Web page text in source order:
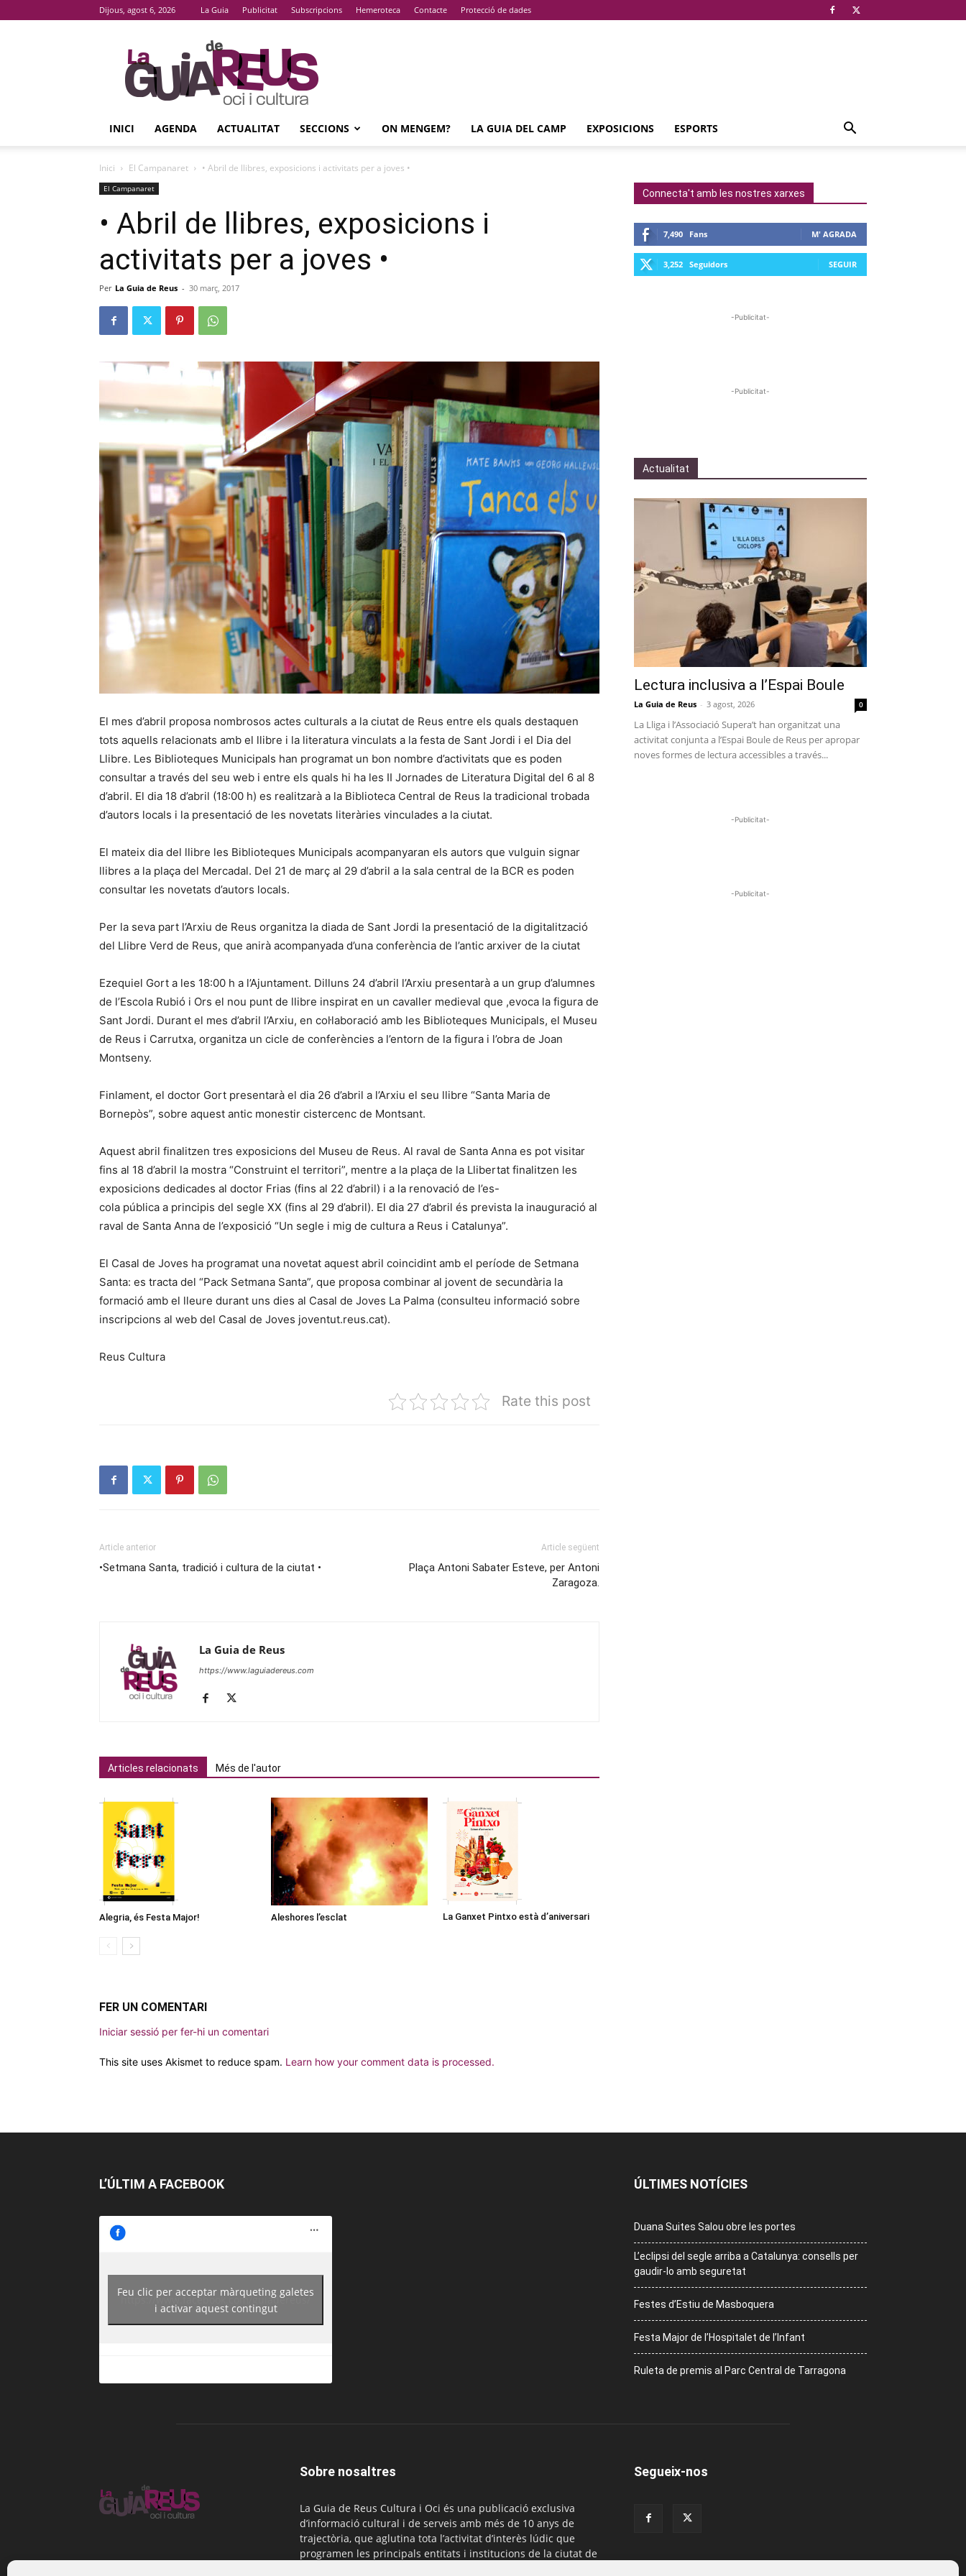
Dijous, agost 6, 2026 La Guia Publicitat Subscripcions Hemeroteca Contacte Protecció de dades
La
Guia
De
Reus
INICI AGENDA ACTUALITAT SECCIONS ON MENGEM? LA GUIA DEL CAMP EXPOSICIONS ESPORTS
Inici El Campanaret • Abril de llibres, exposicions i activitats per a joves •
El Campanaret
• Abril de llibres, exposicions i
activitats per a joves •
Per La Guia de Reus - 30 març, 2017
El mes d’abril proposa nombrosos actes culturals a la ciutat de Reus entre els quals destaquen
tots aquells relacionats amb el llibre i la literatura vinculats a la festa de Sant Jordi i el Dia del
Llibre. Les Biblioteques Municipals han programat un bon nombre d’activitats que es poden
consultar a través del seu web i entre els quals hi ha les II Jornades de Literatura Digital del 6 al 8
d’abril. El dia 18 d’abril (18:00 h) es realitzarà a la Biblioteca Central de Reus la tradicional trobada
d’autors locals i la presentació de les novetats literàries vinculades a la ciutat.
El mateix dia del llibre les Biblioteques Municipals acompanyaran els autors que vulguin signar
llibres a la plaça del Mercadal. Del 21 de març al 29 d’abril a la sala central de la BCR es poden
consultar les novetats d’autors locals.
Per la seva part l’Arxiu de Reus organitza la diada de Sant Jordi la presentació de la digitalització
del Llibre Verd de Reus, que anirà acompanyada d’una conferència de l’antic arxiver de la ciutat
Ezequiel Gort a les 18:00 h a l’Ajuntament. Dilluns 24 d’abril l’Arxiu presentarà a un grup d’alumnes
de l’Escola Rubió i Ors el nou punt de llibre inspirat en un cavaller medieval que ,evoca la figura de
Sant Jordi. Durant el mes d’abril l’Arxiu, en col·laboració amb les Biblioteques Municipals, el Museu
de Reus i Carrutxa, organitza un cicle de conferències a l’entorn de la figura i l’obra de Joan
Montseny.
Finlament, el doctor Gort presentarà el dia 26 d’abril a l’Arxiu el seu llibre “Santa Maria de
Bornepòs”, sobre aquest antic monestir cistercenc de Montsant.
Aquest abril finalitzen tres exposicions del Museu de Reus. Al raval de Santa Anna es pot visitar
fins al 18 d’abril la mostra “Construint el territori”, mentre a la plaça de la Llibertat finalitzen les
exposicions dedicades al doctor Frias (fins al 22 d’abril) i a la renovació de l’es-
cola pública a principis del segle XX (fins al 29 d’abril). El dia 27 d’abril és prevista la inauguració al
raval de Santa Anna de l’exposició “Un segle i mig de cultura a Reus i Catalunya”.
El Casal de Joves ha programat una novetat aquest abril coincidint amb el període de Setmana
Santa: es tracta del “Pack Setmana Santa”, que proposa combinar al jovent de secundària la
formació amb el lleure durant uns dies al Casal de Joves La Palma (consulteu informació sobre
inscripcions al web del Casal de Joves joventut.reus.cat).
Reus Cultura
Rate this post
Article anterior
•Setmana Santa, tradició i cultura de la ciutat •
Article següent
Plaça Antoni Sabater Esteve, per Antoni
Zaragoza.
La Guia de Reus
https://www.laguiadereus.com
Articles relacionats Més de l'autor
Alegria, és Festa Major! Aleshores l’esclat La Ganxet Pintxo està d’aniversari
FER UN COMENTARI
Iniciar sessió per fer-hi un comentari
This site uses Akismet to reduce spam. Learn how your comment data is processed.
Connecta't amb les nostres xarxes
7,490 Fans M' AGRADA
3,252 Seguidors SEGUIR
-Publicitat-
-Publicitat-
Actualitat
Lectura inclusiva a l’Espai Boule
La Guia de Reus - 3 agost, 2026 0
La Lliga i l’Associació Supera’t han organitzat una
activitat conjunta a l’Espai Boule de Reus per apropar
noves formes de lectura accessibles a través...
-Publicitat-
-Publicitat-
L’ÚLTIM A FACEBOOK
https://www.facebook.com/guiadereus/
Feu clic per acceptar màrqueting galetes
i activar aquest contingut
ÚLTIMES NOTÍCIES
Duana Suites Salou obre les portes
L’eclipsi del segle arriba a Catalunya: consells per
gaudir-lo amb seguretat
Festes d’Estiu de Masboquera
Festa Major de l’Hospitalet de l’Infant
Ruleta de premis al Parc Central de Tarragona
Sobre nosaltres
La Guia de Reus Cultura i Oci és una publicació exclusiva
d’informació cultural i de serveis amb més de 10 anys de
trajectòria, que aglutina tota l’activitat d’interès lúdic que
programen les principals entitats i institucions de la ciutat de
Segueix-nos